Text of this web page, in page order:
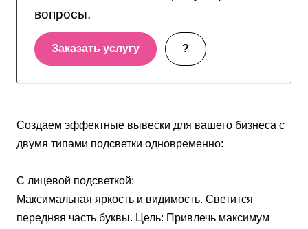
вопросы.
Заказать услугу ?
Создаем эффектные вывески для вашего бизнеса с
двумя типами подсветки одновременно:
С лицевой подсветкой:
Максимальная яркость и видимость. Светится
передняя часть буквы. Цель: Привлечь максимум